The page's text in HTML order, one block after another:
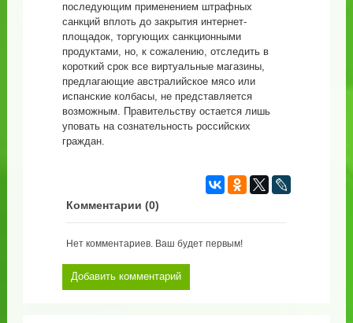
последующим применением штрафных
санкций вплоть до закрытия интернет-
площадок, торгующих санкционными
продуктами, но, к сожалению, отследить в
короткий срок все виртуальные магазины,
предлагающие австралийское мясо или
испанские колбасы, не представляется
возможным. Правительству остается лишь
уповать на сознательность российских
граждан.
Комментарии (0)
Нет комментариев. Ваш будет первым!
Добавить комментарий